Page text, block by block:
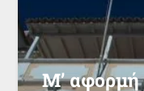
Μ’ αφορμή